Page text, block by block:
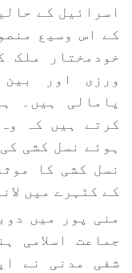
اسرائیل کے
کے اس وسیع
خودمختار ملک
ورزی اور بین
پامالی ہیں۔
کرتے ہیں کہ
ہوئے نسل کشی
نسل کشی کا
کے کٹہرے میں
منی پور میں
جماعت اسلامی
شفی مدنی نے